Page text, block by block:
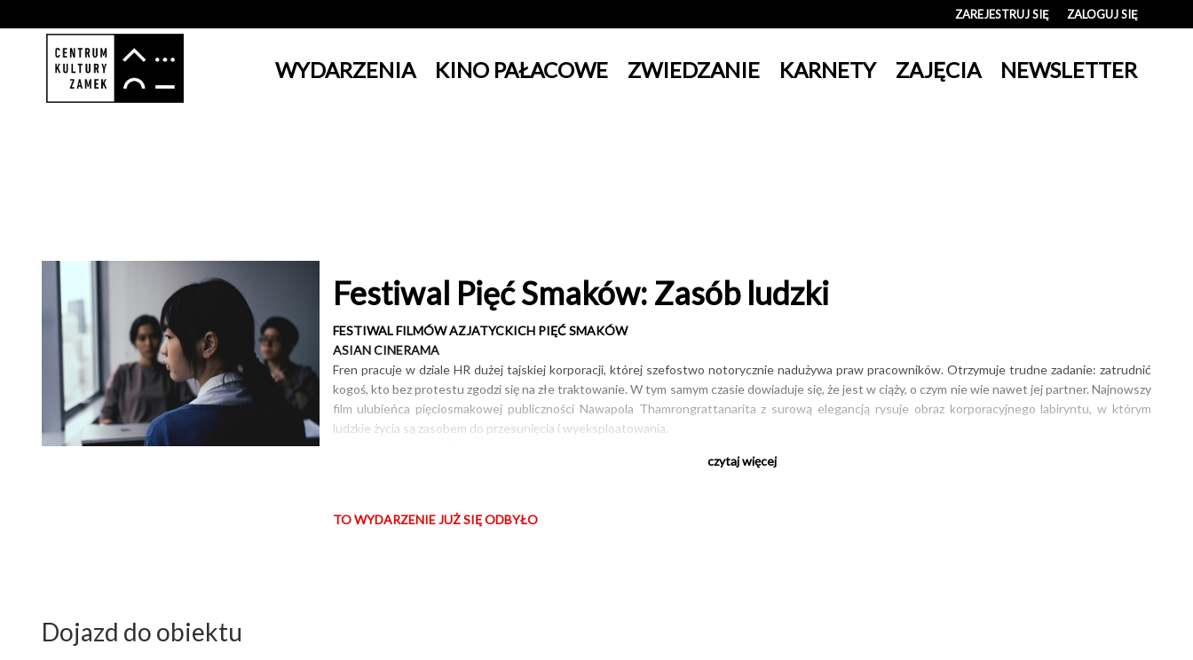
ZAREJESTRUJ SIĘ ZALOGUJ SIĘ
WYDARZENIA KINO PAŁACOWE ZWIEDZANIE KARNETY ZAJĘCIA NEWSLETTER
Festiwal Pięć Smaków: Zasób ludzki
FESTIWAL FILMÓW AZJATYCKICH PIĘĆ SMAKÓW
ASIAN CINERAMA
Fren pracuje w dziale HR dużej tajskiej korporacji, której szefostwo notorycznie nadużywa praw pracowników. Otrzymuje trudne zadanie: zatrudnić
kogoś, kto bez protestu zgodzi się na złe traktowanie. W tym samym czasie dowiaduje się, że jest w ciąży, o czym nie wie nawet jej partner. Najnowszy
film ulubieńca pięciosmakowej publiczności Nawapola Thamrongrattanarita z surową elegancją rysuje obraz korporacyjnego labiryntu, w którym
ludzkie życia są zasobem do przesunięcia i wyeksploatowania.
, reż. Nawapol Thamrongrattanarit, Tajlandia 2025, 122'czytaj więcej
TO WYDARZENIE JUŻ SIĘ ODBYŁO
Dojazd do obiektu